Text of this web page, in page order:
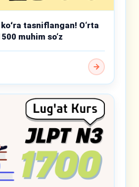
tasniflangan! O‘rta
muhim so‘z